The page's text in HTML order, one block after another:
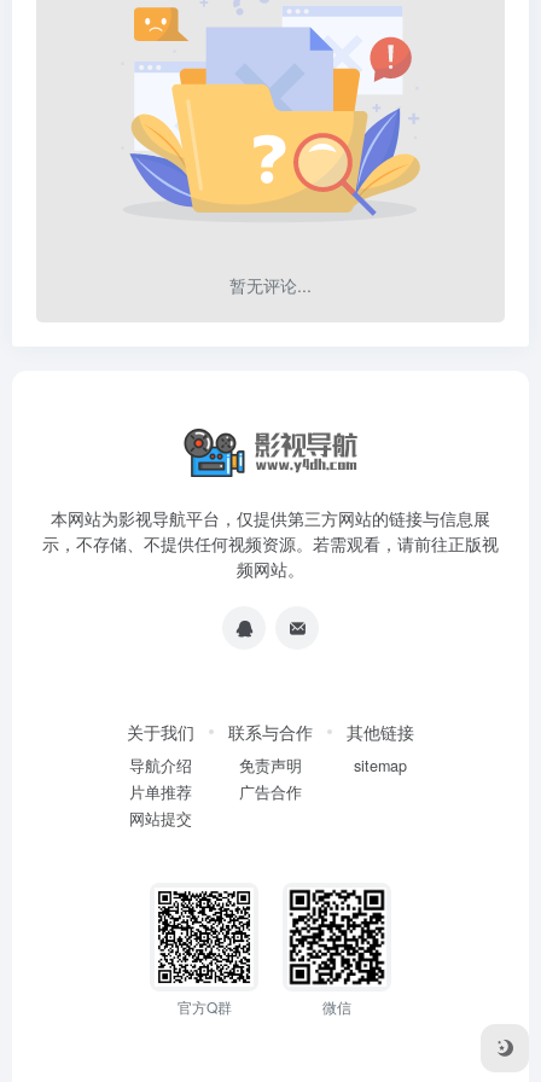
暂无评论...
本网站为影视导航平台，仅提供第三方网站的链接与信息展
示，不存储、不提供任何视频资源。若需观看，请前往正版视
频网站。
关于我们
导航介绍
片单推荐
网站提交
联系与合作
免责声明
广告合作
其他链接
sitemap
官方Q群 微信